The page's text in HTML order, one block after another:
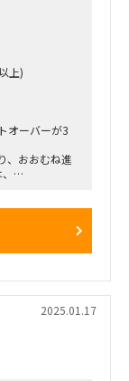
していること
とを確認しま
上)
オーバーが3
、おおむね進
可能性有(都
2025.01.17